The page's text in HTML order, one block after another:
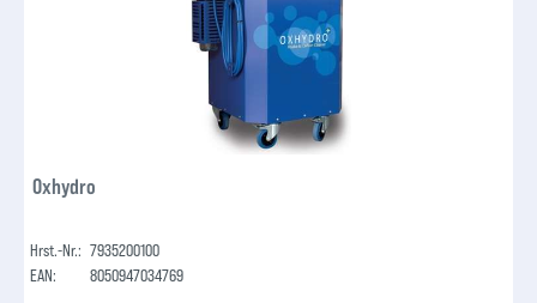
Oxhydro
Hrst.-Nr.: 7935200100
EAN:
8050947034769